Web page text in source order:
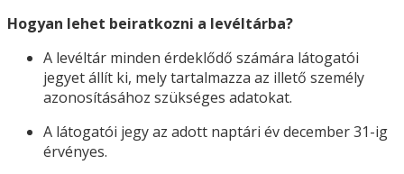
Hogyan lehet beiratkozni a levéltárba?
A levéltár minden érdeklődő számára látogatói
jegyet állít ki, mely tartalmazza az illető személy
azonosításához szükséges adatokat.
A látogatói jegy az adott naptári év december 31-ig
érvényes.